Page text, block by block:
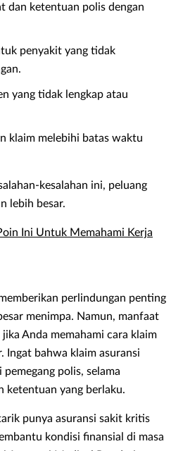
dan ketentuan polis dengan
penyakit yang tidak
yang tidak lengkap atau
klaim melebihi batas waktu
kesalahan ini, peluang
lebih besar.
Ini Untuk Memahami Kerja
perlindungan penting
menimpa. Namun, manfaat
Anda memahami cara klaim
Ingat bahwa klaim asuransi
pemegang polis, selama
ketentuan yang berlaku.
punya asuransi sakit kritis
kondisi finansial di masa